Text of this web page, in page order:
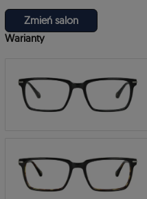
Zmień salon
Warianty